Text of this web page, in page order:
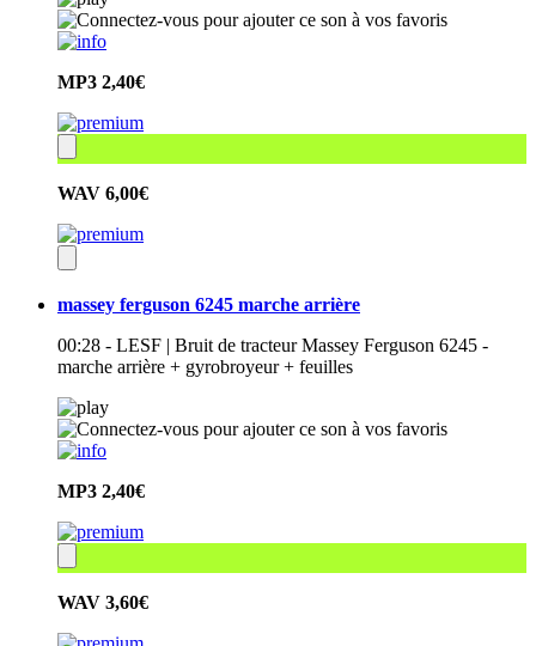
MP3 2,40€
WAV 6,00€
massey ferguson 6245 marche arrière
00:28 - LESF | Bruit de tracteur Massey Ferguson 6245 -
marche arrière + gyrobroyeur + feuilles
MP3 2,40€
WAV 3,60€